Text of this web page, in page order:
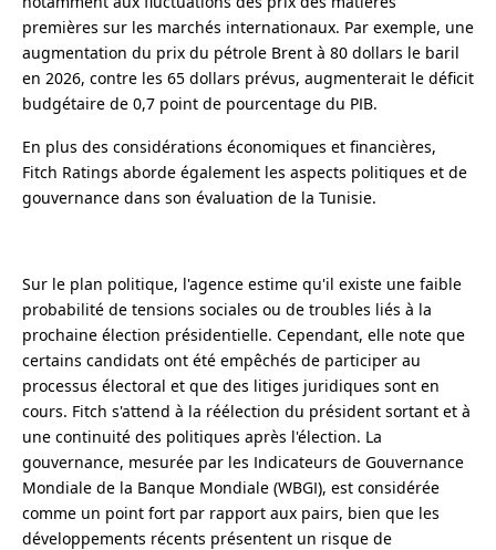
premières sur les marchés internationaux. Par exemple, une
augmentation du prix du pétrole Brent à 80 dollars le baril
en 2026, contre les 65 dollars prévus, augmenterait le déficit
budgétaire de 0,7 point de pourcentage du PIB.
En plus des considérations économiques et financières,
Fitch Ratings aborde également les aspects politiques et de
gouvernance dans son évaluation de la Tunisie.
Sur le plan politique, l'agence estime qu'il existe une faible
probabilité de tensions sociales ou de troubles liés à la
prochaine élection présidentielle. Cependant, elle note que
certains candidats ont été empêchés de participer au
processus électoral et que des litiges juridiques sont en
cours. Fitch s'attend à la réélection du président sortant et à
une continuité des politiques après l'élection. La
gouvernance, mesurée par les Indicateurs de Gouvernance
Mondiale de la Banque Mondiale (WBGI), est considérée
comme un point fort par rapport aux pairs, bien que les
développements récents présentent un risque de